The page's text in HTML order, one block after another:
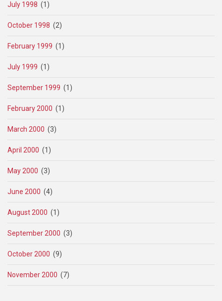
July 1998 (1)
October 1998 (2)
February 1999 (1)
July 1999 (1)
September 1999 (1)
February 2000 (1)
March 2000 (3)
April 2000 (1)
May 2000 (3)
June 2000 (4)
August 2000 (1)
September 2000 (3)
October 2000 (9)
November 2000 (7)